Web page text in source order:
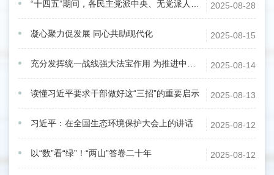
2025-08-28
“十四五”期间，各民主党派中央、无党派人士深度参与长江生态环境保护民主监督工作
2025-08-15
凝心聚力促发展 同心共助现代化
2025-08-14
充分发挥统一战线强大法宝作用 为推进中国式现代化凝聚最广泛的人心和力量
2025-08-13
读懂习近平要求干部做好这“三招”的重要启示
2025-08-12
习近平：在全国生态环境保护大会上的讲话
2025-08-12
以“数”看“绿”！“两山”答卷二十年